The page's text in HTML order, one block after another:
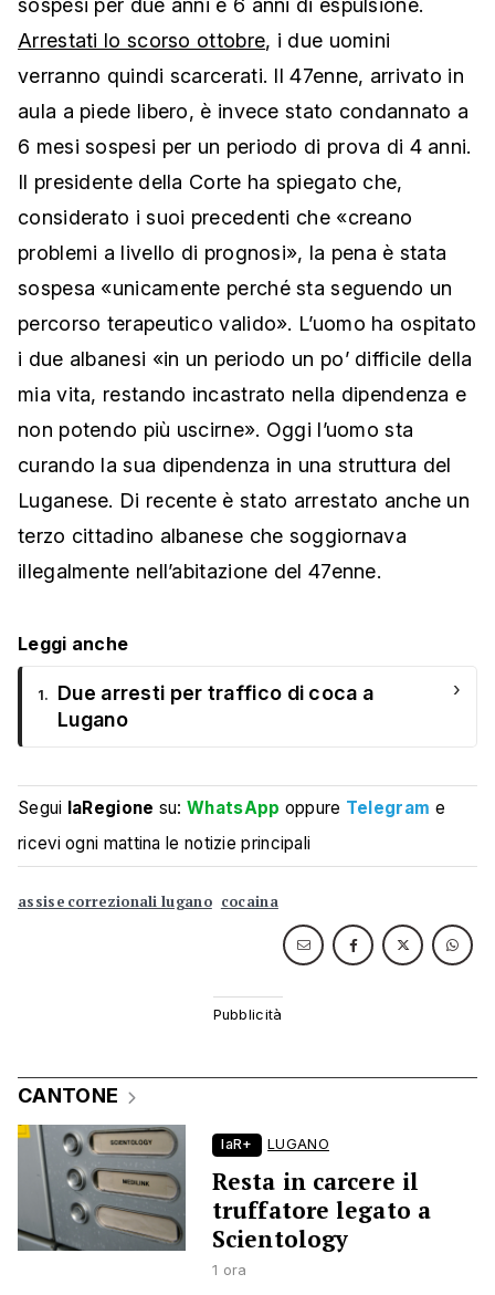
sospesi per due anni e 6 anni di espulsione.
Arrestati lo scorso ottobre, i due uomini
verranno quindi scarcerati. Il 47enne, arrivato in
aula a piede libero, è invece stato condannato a
6 mesi sospesi per un periodo di prova di 4 anni.
Il presidente della Corte ha spiegato che,
considerato i suoi precedenti che «creano
problemi a livello di prognosi», la pena è stata
sospesa «unicamente perché sta seguendo un
percorso terapeutico valido». L’uomo ha ospitato
i due albanesi «in un periodo un po’ difficile della
mia vita, restando incastrato nella dipendenza e
non potendo più uscirne». Oggi l’uomo sta
curando la sua dipendenza in una struttura del
Luganese. Di recente è stato arrestato anche un
terzo cittadino albanese che soggiornava
illegalmente nell’abitazione del 47enne.
Leggi anche
1.
Due arresti per traffico di coca a
Lugano
›
Segui laRegione su:WhatsApp oppure Telegram e
ricevi ogni mattina le notizie principali
assise correzionali lugano cocaina
CANTONE
laR+ LUGANO
Resta in carcere il
truffatore legato a
Scientology
1 ora